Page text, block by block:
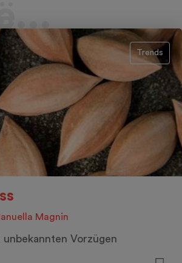
Trends
Magnin
Vorzügen